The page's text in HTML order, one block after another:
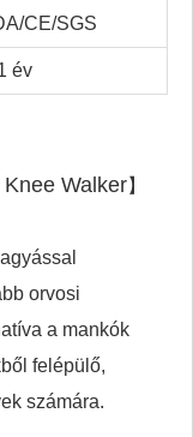
CE/SGS
év
Walker】
orvosi
a mankók
felépülő,
számára.